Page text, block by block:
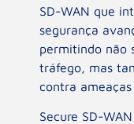
SD-WAN que
segurança
permitindo não
tráfego, mas
contra
Secure SD-